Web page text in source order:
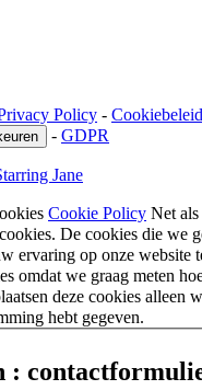
Policy - Cookiebeleid
- GDPR
Jane
Cookie Policy Net als
De cookies die we
ervaring op onze website
omdat we graag meten
deze cookies alleen
hebt gegeven.
: